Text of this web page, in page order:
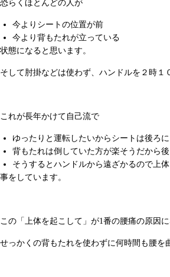
恐らくほとんどの人が
今よりシートの位置が前
今より背もたれが立っている
状態になると思います。
そして肘掛などは使わず、ハンドルを２時１
これが長年かけて自己流で
ゆったりと運転したいからシートは後ろに
背もたれは倒していた方が楽そうだから
そうするとハンドルから遠ざかるので上
事をしています。
この「上体を起こして」が1番の腰痛の原因に
せっかくの背もたれを使わずに何時間も腰を